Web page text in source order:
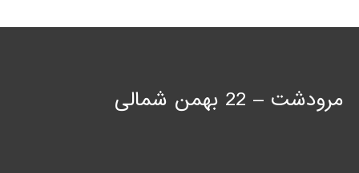
مرودشت – 22 بهمن شمالی